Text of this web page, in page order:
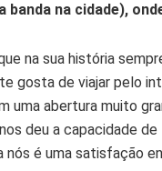
na cidade),
na sua história
gosta de viajar pelo
uma abertura muito
deu a capacidade
nós é uma satisfação